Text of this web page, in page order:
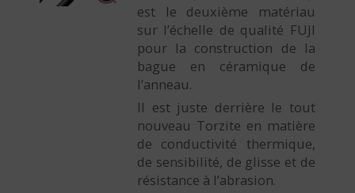
est le deuxième matériau
sur l’échelle de qualité FUJI
pour la construction de la
bague en céramique de
l’anneau.
Il est juste derrière le tout
nouveau Torzite en matière
de conductivité thermique,
de sensibilité, de glisse et de
résistance à l’abrasion.